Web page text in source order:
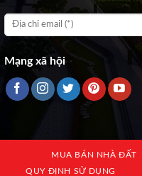
Mạng xã hội
MUA BÁN NHÀ ĐẤT
QUY ĐỊNH SỬ DỤNG